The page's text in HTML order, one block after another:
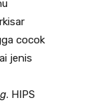
cocok
jenis
. HIPS